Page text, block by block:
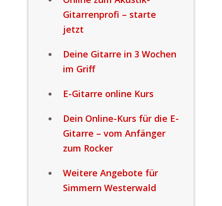
Gitarrenprofi – starte
jetzt
Deine Gitarre in 3 Wochen
im Griff
E-Gitarre online Kurs
Dein Online-Kurs für die E-
Gitarre – vom Anfänger
zum Rocker
Weitere Angebote für
Simmern Westerwald